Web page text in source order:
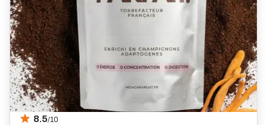
8.5/10